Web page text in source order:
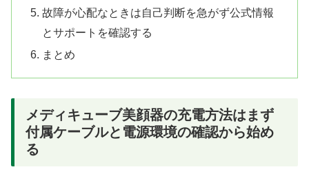
故障が心配なときは自己判断を急がず公式情報
とサポートを確認する
まとめ
メディキューブ美顔器の充電方法はまず
付属ケーブルと電源環境の確認から始め
る